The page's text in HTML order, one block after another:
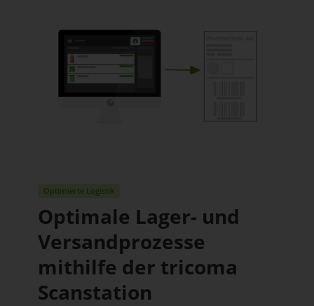
Optimierte Logistik
Optimale Lager- und
Versandprozesse
mithilfe der tricoma
Scanstation